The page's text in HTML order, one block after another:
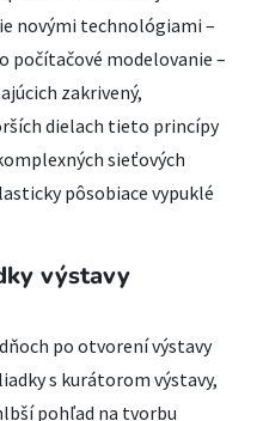
novými technológiami –
počítačové modelovanie –
zakrivený,
dielach tieto princípy
sieťových
pôsobiace vypuklé
výstavy
po otvorení výstavy
s kurátorom výstavy,
pohľad na tvorbu